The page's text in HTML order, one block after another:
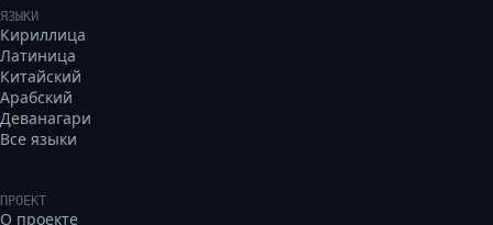
ЯЗЫКИ
Кириллица
Латиница
Китайский
Арабский
Деванагари
Все языки
ПРОЕКТ
О проекте